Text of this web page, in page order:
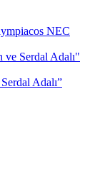
NEC
Adalı”